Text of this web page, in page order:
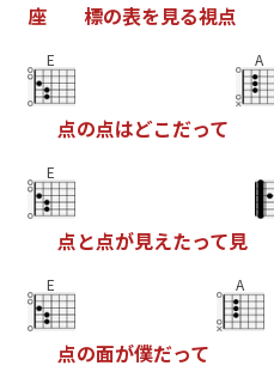
座 標の表を見る視点
E
点の点はどこだって
A
E
点と点が見えたって見
E
点の面が僕だって
A